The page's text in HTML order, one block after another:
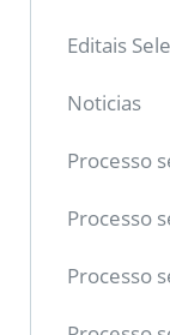
Editais
Noticias
Processo
Processo
Processo